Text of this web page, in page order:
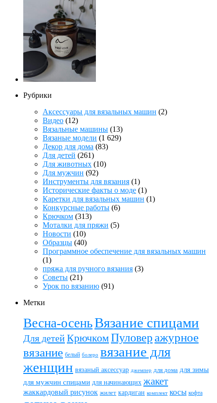
Рубрики
Аксессуары для вязальных машин (2)
Видео (12)
Вязальные машины (13)
Вязаные модели (1 629)
Декор для дома (83)
Для детей (261)
Для животных (10)
Для мужчин (92)
Инструменты для вязания (1)
Исторические факты о моде (1)
Каретки для вязальных машин (1)
Конкурсные работы (6)
Крючком (313)
Моталки для пряжи (5)
Новости (10)
Образцы (40)
Программное обеспечение для вязальных машин
(1)
пряжа для ручного вязания (3)
Советы (21)
Урок по вязанию (91)
Метки
Весна-осеньВязание спицами
Для детейКрючкомПуловер ажурное
вязание белый болеро вязание для
женщин вязаный аксессуар джемпер для дома для зимы
для мужчин спицами для начинающих жакет
жаккардовый рисунок жилет кардиган комплект косы кофта